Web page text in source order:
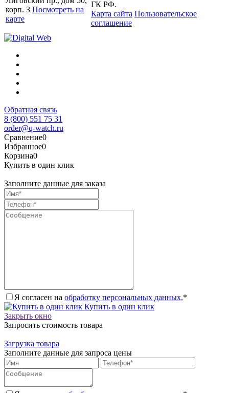
корп. З Посмотреть на
карте
ГК РФ.
Карта сайта Пользовательское
соглашение
Обратная связь
8 (800) 551 75 31
order@q-watch.ru
Сравнение0
Избранное0
Корзина0
Купить в один клик
Заполните данные для заказа
Я согласен на обработку персональных данных.*
Купить в один клик
Закрыть окно
Запросить стоимость товара
Загрузка товара
Заполните данные для запроса цены